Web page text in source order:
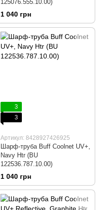
125076.555.10.00)
1 040 грн
3
3
Артикул: 8428927426925
Шарф-труба Buff Coolnet UV+,
Navy Htr (BU
122536.787.10.00)
1 040 грн